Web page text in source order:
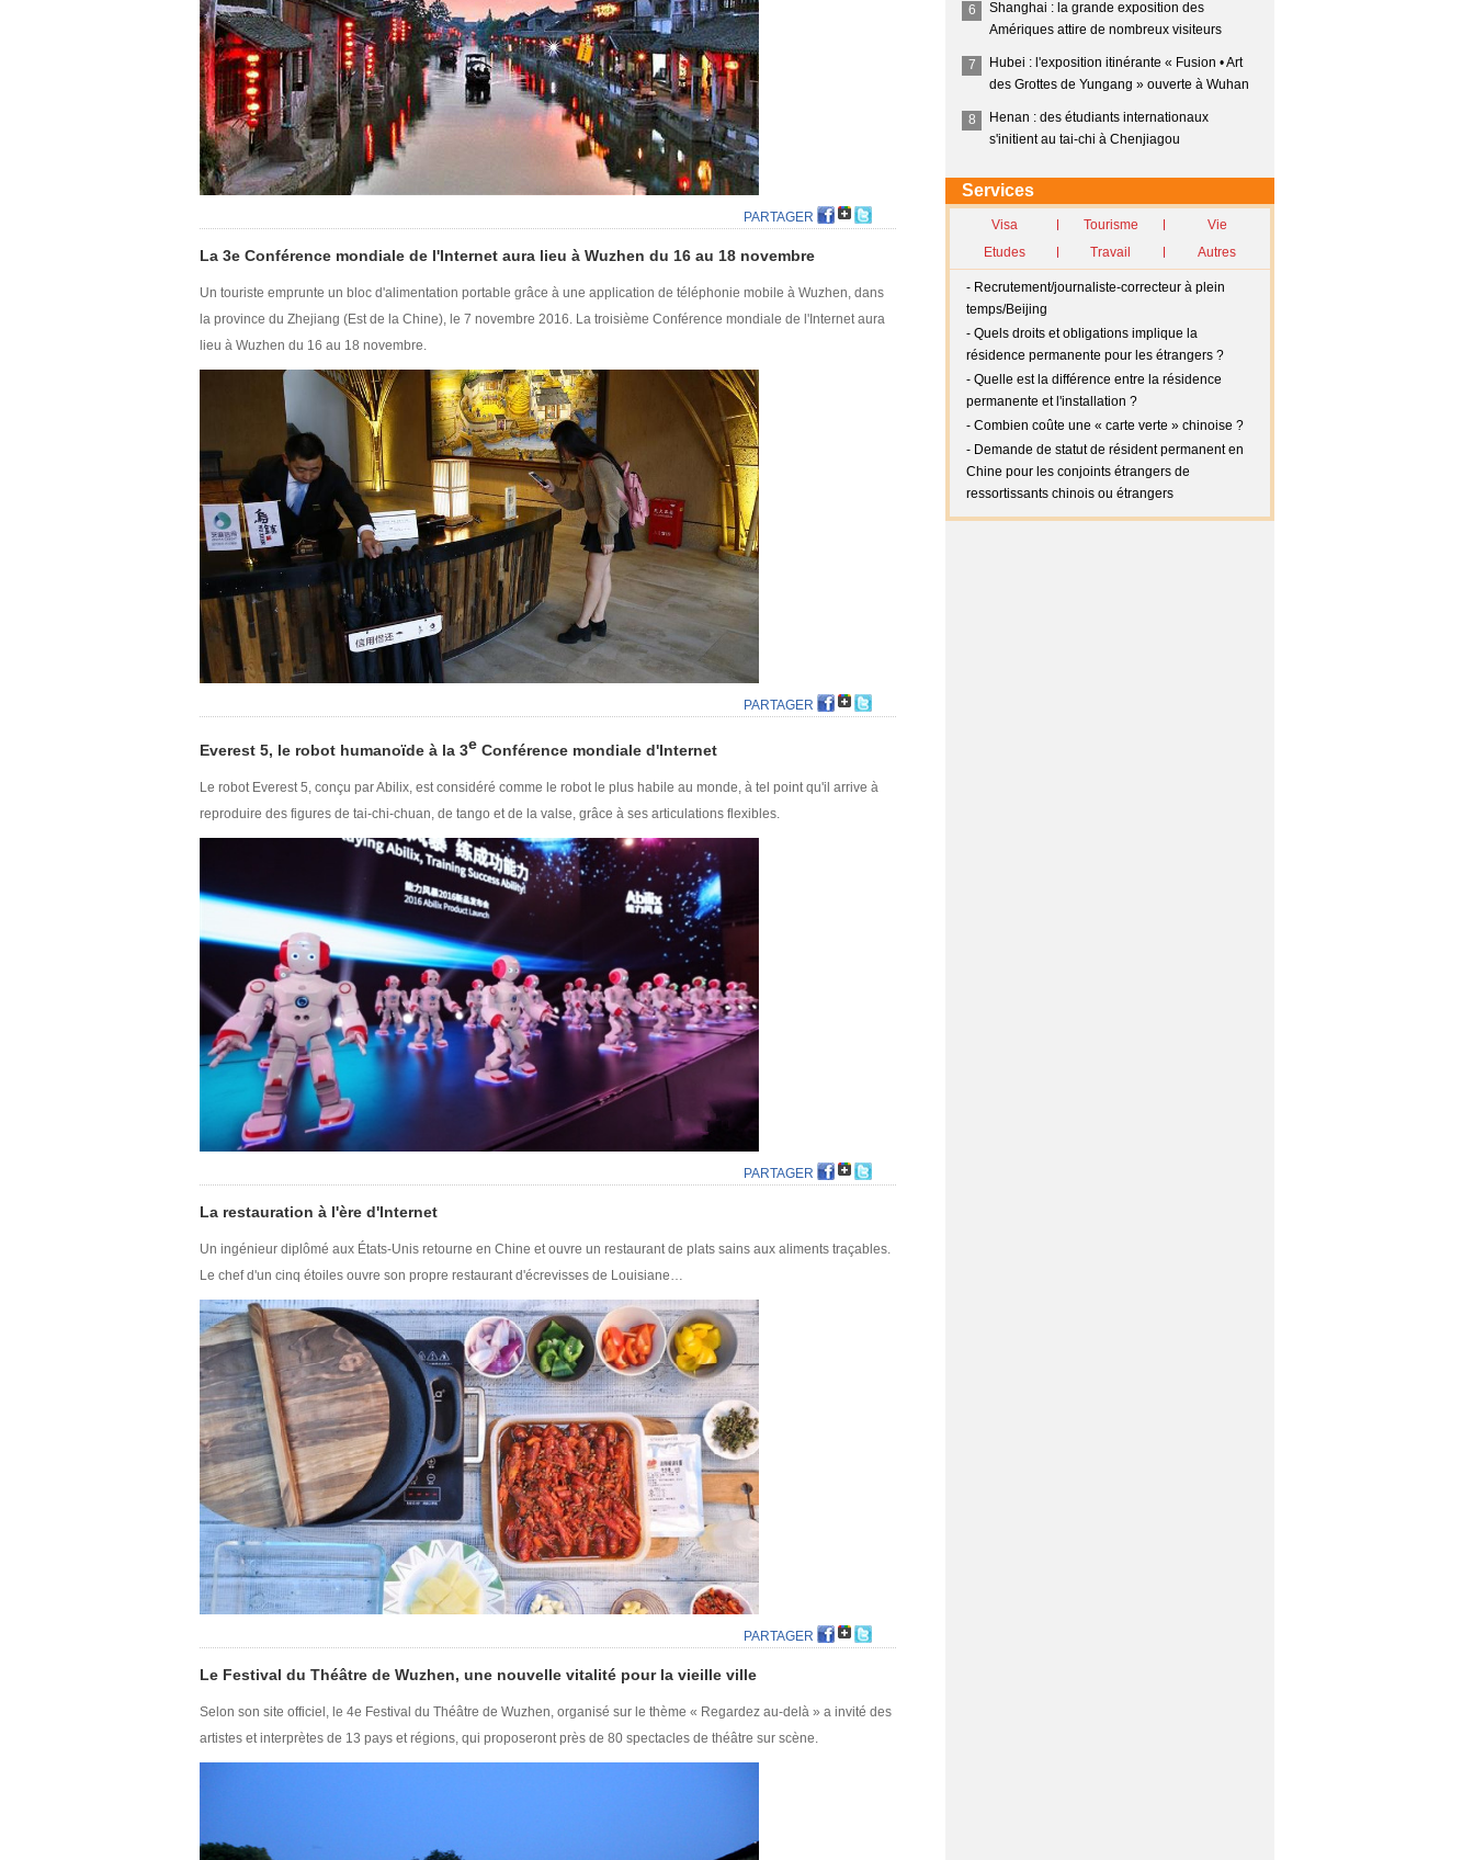
PARTAGER
La 3e Conférence mondiale de l'Internet aura lieu à Wuzhen du 16 au 18 novembre
Un touriste emprunte un bloc d'alimentation portable grâce à une application de téléphonie mobile à Wuzhen, dans
la province du Zhejiang (Est de la Chine), le 7 novembre 2016. La troisième Conférence mondiale de l'Internet aura
lieu à Wuzhen du 16 au 18 novembre.
PARTAGER
Everest 5, le robot humanoïde à la 3e Conférence mondiale d'Internet
Le robot Everest 5, conçu par Abilix, est considéré comme le robot le plus habile au monde, à tel point qu'il arrive à
reproduire des figures de tai-chi-chuan, de tango et de la valse, grâce à ses articulations flexibles.
PARTAGER
La restauration à l'ère d'Internet
Un ingénieur diplômé aux États-Unis retourne en Chine et ouvre un restaurant de plats sains aux aliments traçables.
Le chef d'un cinq étoiles ouvre son propre restaurant d'écrevisses de Louisiane…
PARTAGER
Le Festival du Théâtre de Wuzhen, une nouvelle vitalité pour la vieille ville
Selon son site officiel, le 4e Festival du Théâtre de Wuzhen, organisé sur le thème « Regardez au-delà » a invité des
artistes et interprètes de 13 pays et régions, qui proposeront près de 80 spectacles de théâtre sur scène.